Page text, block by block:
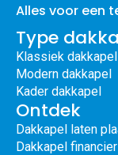
Alles voor een
Type
Klassiek dakkapel
Modern dakkapel
Kader dakkapel
Ontdek
Dakkapel laten
Dakkapel